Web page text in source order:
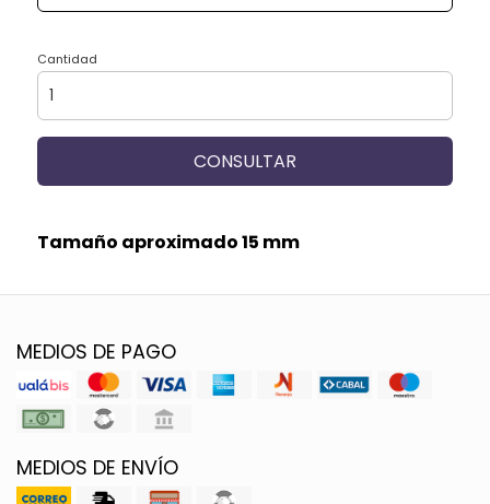
Cantidad
CONSULTAR
Tamaño aproximado 15 mm
MEDIOS DE PAGO
MEDIOS DE ENVÍO